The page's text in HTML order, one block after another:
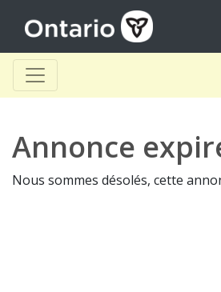
Annonce
Nous sommes désolés, cette